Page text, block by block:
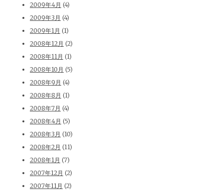
2009年4月 (4)
2009年3月 (4)
2009年1月 (1)
2008年12月 (2)
2008年11月 (1)
2008年10月 (5)
2008年9月 (4)
2008年8月 (1)
2008年7月 (4)
2008年4月 (5)
2008年3月 (10)
2008年2月 (11)
2008年1月 (7)
2007年12月 (2)
2007年11月 (2)